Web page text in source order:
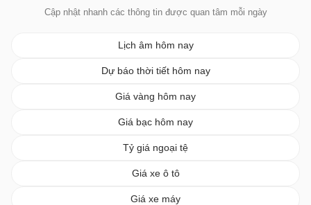
Cập nhật nhanh các thông tin được quan tâm mỗi ngày
Lịch âm hôm nay
Dự báo thời tiết hôm nay
Giá vàng hôm nay
Giá bạc hôm nay
Tỷ giá ngoại tệ
Giá xe ô tô
Giá xe máy